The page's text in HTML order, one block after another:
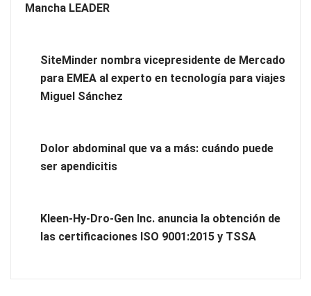
vehículos industriales pesados
colaboración para reforzar la capacidad técnica de los
ayuntamientos
Mancha LEADER
SiteMinder nombra vicepresidente de Mercado
para EMEA al experto en tecnología para viajes
Miguel Sánchez
Dolor abdominal que va a más: cuándo puede
ser apendicitis
Kleen-Hy-Dro-Gen Inc. anuncia la obtención de
las certificaciones ISO 9001:2015 y TSSA